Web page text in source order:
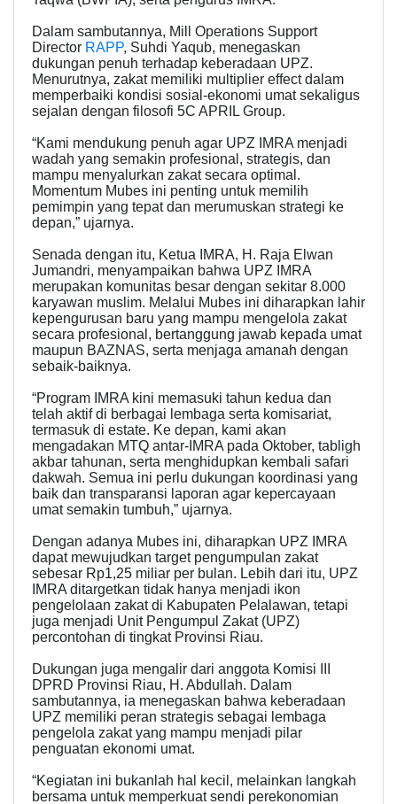
Dalam sambutannya, Mill Operations Support
Director RAPP, Suhdi Yaqub, menegaskan
dukungan penuh terhadap keberadaan UPZ.
Menurutnya, zakat memiliki multiplier effect dalam
memperbaiki kondisi sosial-ekonomi umat sekaligus
sejalan dengan filosofi 5C APRIL Group.
“Kami mendukung penuh agar UPZ IMRA menjadi
wadah yang semakin profesional, strategis, dan
mampu menyalurkan zakat secara optimal.
Momentum Mubes ini penting untuk memilih
pemimpin yang tepat dan merumuskan strategi ke
depan,” ujarnya.
Senada dengan itu, Ketua IMRA, H. Raja Elwan
Jumandri, menyampaikan bahwa UPZ IMRA
merupakan komunitas besar dengan sekitar 8.000
karyawan muslim. Melalui Mubes ini diharapkan lahir
kepengurusan baru yang mampu mengelola zakat
secara profesional, bertanggung jawab kepada umat
maupun BAZNAS, serta menjaga amanah dengan
sebaik-baiknya.
“Program IMRA kini memasuki tahun kedua dan
telah aktif di berbagai lembaga serta komisariat,
termasuk di estate. Ke depan, kami akan
mengadakan MTQ antar-IMRA pada Oktober, tabligh
akbar tahunan, serta menghidupkan kembali safari
dakwah. Semua ini perlu dukungan koordinasi yang
baik dan transparansi laporan agar kepercayaan
umat semakin tumbuh,” ujarnya.
Dengan adanya Mubes ini, diharapkan UPZ IMRA
dapat mewujudkan target pengumpulan zakat
sebesar Rp1,25 miliar per bulan. Lebih dari itu, UPZ
IMRA ditargetkan tidak hanya menjadi ikon
pengelolaan zakat di Kabupaten Pelalawan, tetapi
juga menjadi Unit Pengumpul Zakat (UPZ)
percontohan di tingkat Provinsi Riau.
Dukungan juga mengalir dari anggota Komisi III
DPRD Provinsi Riau, H. Abdullah. Dalam
sambutannya, ia menegaskan bahwa keberadaan
UPZ memiliki peran strategis sebagai lembaga
pengelola zakat yang mampu menjadi pilar
penguatan ekonomi umat.
“Kegiatan ini bukanlah hal kecil, melainkan langkah
bersama untuk memperkuat sendi perekonomian